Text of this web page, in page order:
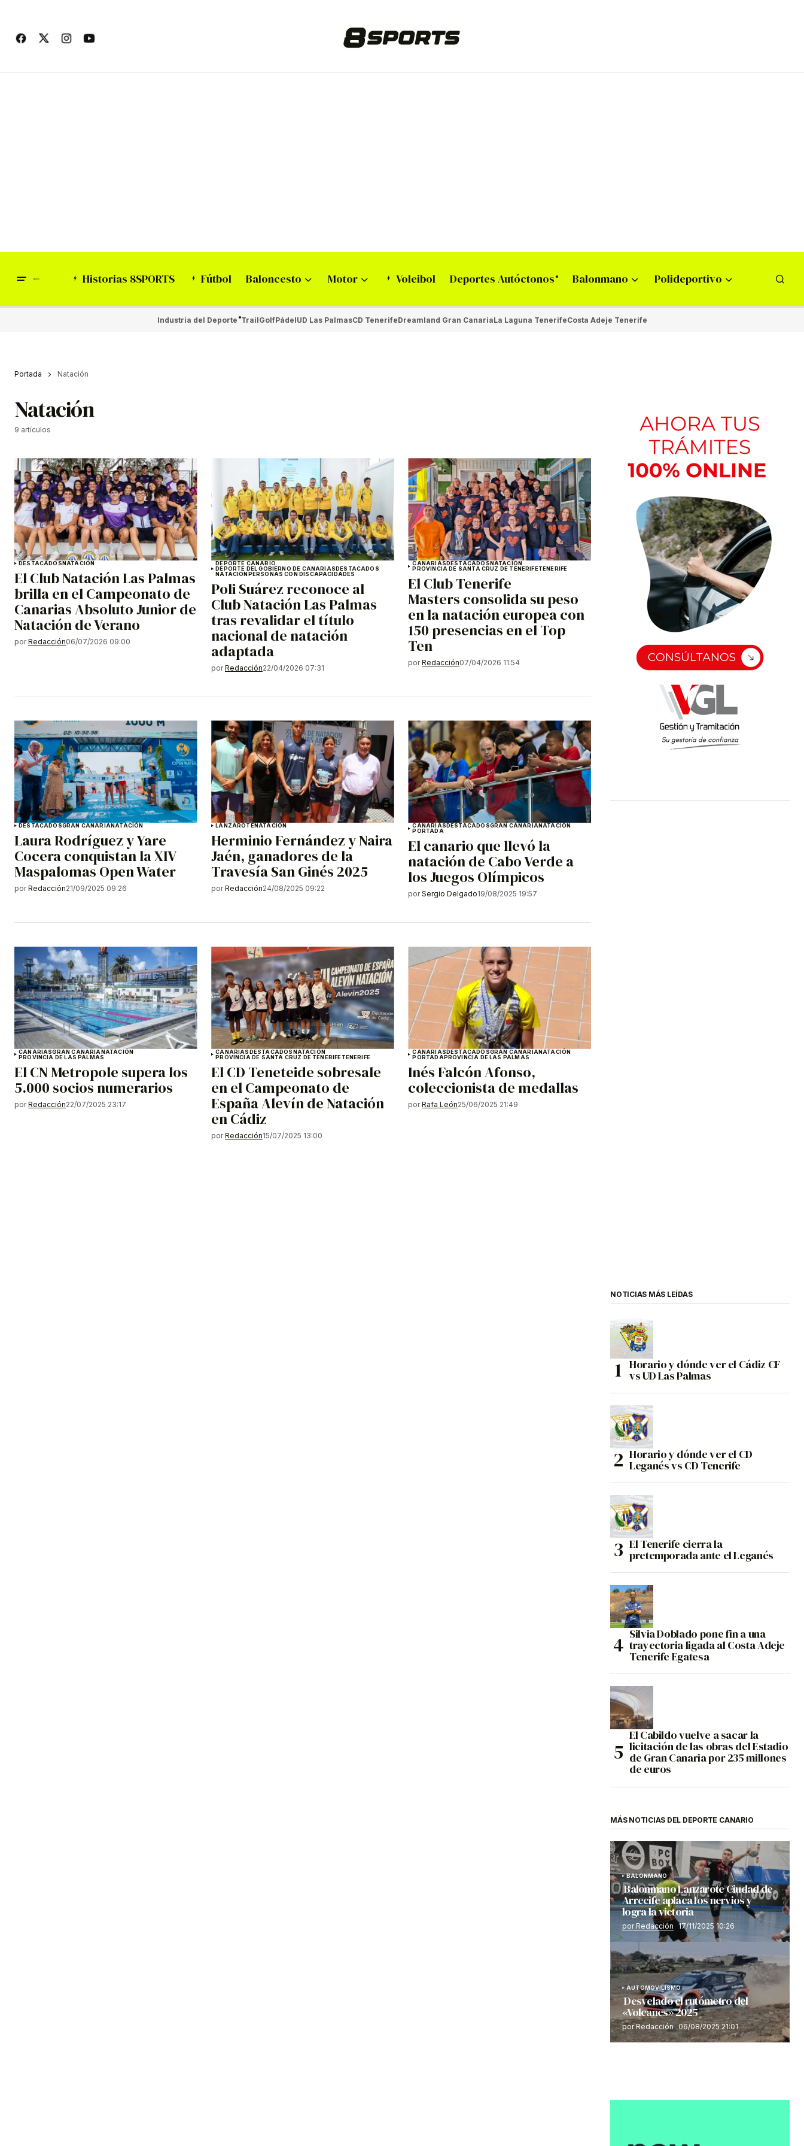
Historias 8SPORTS Fútbol Baloncesto Motor Voleibol Deportes Autóctonos Balonmano Polideportivo
Industria del Deporte TrailGolfPádelUD Las PalmasCD TenerifeDreamland Gran CanariaLa Laguna TenerifeCosta Adeje Tenerife
Portada Natación
Natación
9 artículos
DESTACADOSNATACIÓN
El Club Natación Las Palmas
brilla en el Campeonato de
Canarias Absoluto Junior de
Natación de Verano
por Redacción06/07/2026 09:00
DEPORTE CANARIO
DEPORTE DEL GOBIERNO DE CANARIASDESTACADOS
NATACIÓNPERSONAS CON DISCAPACIDADES
Poli Suárez reconoce al
Club Natación Las Palmas
tras revalidar el título
nacional de natación
adaptada
por Redacción22/04/2026 07:31
CANARIASDESTACADOSNATACIÓN
PROVINCIA DE SANTA CRUZ DE TENERIFETENERIFE
El Club Tenerife
Masters consolida su peso
en la natación europea con
150 presencias en el Top
Ten
por Redacción07/04/2026 11:54
DESTACADOSGRAN CANARIANATACIÓN
Laura Rodríguez y Yare
Cocera conquistan la XIV
Maspalomas Open Water
por Redacción21/09/2025 09:26
LANZAROTENATACIÓN
Herminio Fernández y Naira
Jaén, ganadores de la
Travesía San Ginés 2025
por Redacción24/08/2025 09:22
CANARIAS DESTACADOSGRAN CANARIANATACIÓN
PORTADA
El canario que llevó la
natación de Cabo Verde a
los Juegos Olímpicos
por Sergio Delgado19/08/2025 19:57
CANARIASGRAN CANARIANATACIÓN
PROVINCIA DE LAS PALMAS
El CN Metropole supera los
5.000 socios numerarios
por Redacción22/07/2025 23:17
CANARIASDESTACADOSNATACIÓN
PROVINCIA DE SANTA CRUZ DE TENERIFETENERIFE
El CD Teneteide sobresale
en el Campeonato de
España Alevín de Natación
en Cádiz
por Redacción15/07/2025 13:00
CANARIASDESTACADOSGRAN CANARIANATACIÓN
PORTADAPROVINCIA DE LAS PALMAS
Inés Falcón Afonso,
coleccionista de medallas
por Rafa León25/06/2025 21:49
NOTICIAS MÁS LEÍDAS
Horario y dónde ver el Cádiz CF
vs UD Las Palmas
Horario y dónde ver el CD
Leganés vs CD Tenerife
El Tenerife cierra la
pretemporada ante el Leganés
Silvia Doblado pone fin a una
trayectoria ligada al Costa Adeje
Tenerife Egatesa
El Cabildo vuelve a sacar la
licitación de las obras del Estadio
de Gran Canaria por 235 millones
de euros
MÁS NOTICIAS DEL DEPORTE CANARIO
BALONMANO
Balonmano Lanzarote Ciudad de
Arrecife aplaca los nervios y
logra la victoria
por Redacción 17/11/2025 10:26
AUTOMOVILISMO
Desvelado el rutómetro del
«Volcanes» 2025
por Redacción 06/08/2025 21:01